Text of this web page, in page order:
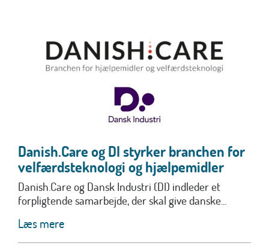
Danish.Care og DI styrker branchen for
velfærdsteknologi og hjælpemidler
Danish.Care og Dansk Industri (DI) indleder et
forpligtende samarbejde, der skal give danske...
Læs mere